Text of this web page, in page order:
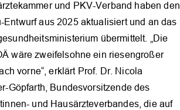
und PKV-Verband haben den
Entwurf aus 2025 aktualisiert und an das
übermittelt. „Die
wäre zweifelsohne ein riesengroßer
vorne“, erklärt Prof. Dr. Nicola
Göpfarth, Bundesvorsitzende des
und Hausärzteverbandes, die auf